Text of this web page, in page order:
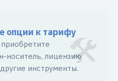
опции к тарифу
носитель, лицензию
инструменты.